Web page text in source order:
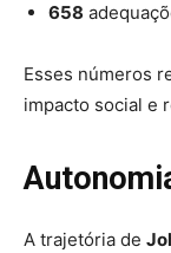
658
Esses números
impacto social e
A trajetória de